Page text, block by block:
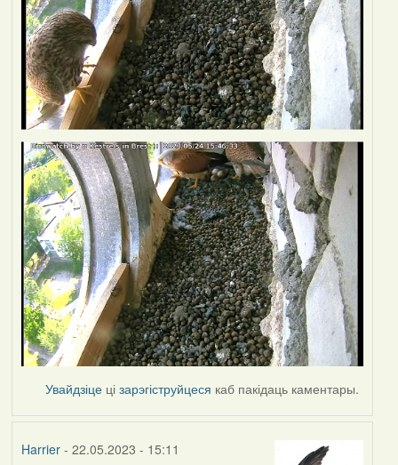
Увайдзіце цізарэгіструйцеся каб пакідаць каментары.
Harrier- 22.05.2023 - 15:11